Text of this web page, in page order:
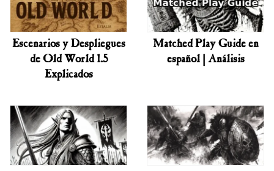
Escenarios y Despliegues
de Old World 1.5
Explicados
Matched Play Guide en
español | Análisis